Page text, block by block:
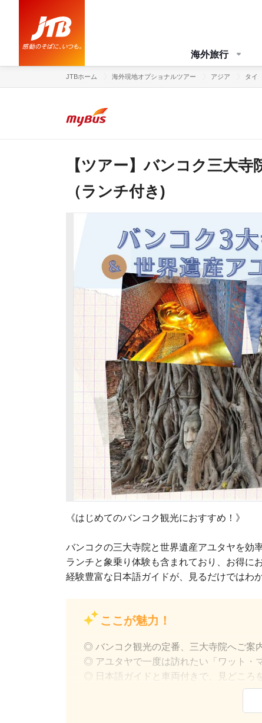
海外旅行
JTBホーム 海外現地オプショナルツアー アジア タイ
【ツアー】バンコク三大
（ランチ付き)
《はじめてのバンコク観光におすすめ！》
バンコクの三大寺院と世界遺産アユタヤを効
ランチと象乗り体験も含まれており、お得に
経験豊富な日本語ガイドが、見るだけではわ
ここが魅力！
◎ バンコク観光の定番、三大寺院へご案
◎ アユタヤで一度は訪れたい「ワット・
◎ 日本語ガイドと車両付きで、見どころ